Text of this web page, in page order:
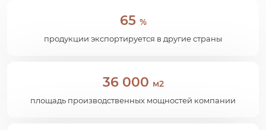
65 %
продукции экспортируется в другие страны
36 000 м2
площадь производственных мощностей компании